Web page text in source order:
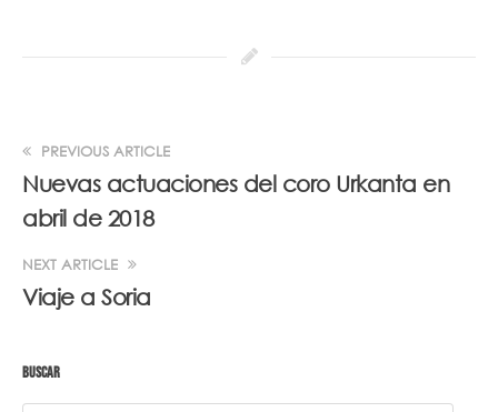
PREVIOUS ARTICLE
Nuevas actuaciones del coro Urkanta en
abril de 2018
NEXT ARTICLE
Viaje a Soria
BUSCAR